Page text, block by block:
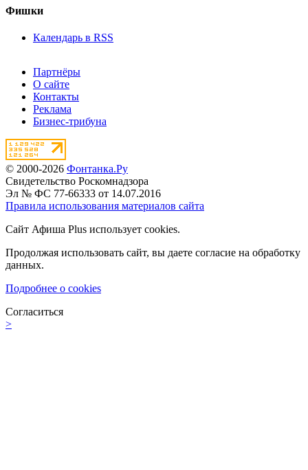
Фишки
Календарь в RSS
Партнёры
О сайте
Контакты
Реклама
Бизнес-трибуна
© 2000-2026 Фонтанка.Ру
Свидетельство Роскомнадзора
Эл № ФС 77-66333 от 14.07.2016
Правила использования материалов сайта
Сайт Афиша Plus использует cookies.
Продолжая использовать сайт, вы даете согласие на обработку
данных.
Подробнее о cookies
Согласиться
>